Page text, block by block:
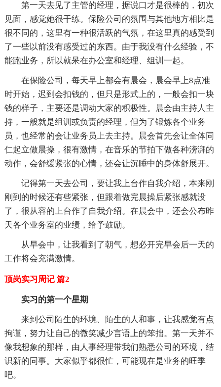
第一天去见了主管的经理，据说口才是很棒的，初次
见面，感觉她很干练。保险公司的氛围与其他地方相比是
很不同的，这里有一种很活跃的气氛，在这里真的感受到
了一些以前没有感受过的东西。由于我没有什么经验，不
能跑业务，所以就呆在办公室和经理、组训一起。
在保险公司，每天早上都会有晨会，晨会早上8点准
时开始，迟到会扣钱的，但只是形式上的，一般会扣一块
钱的样子，主要还是调动大家的积极性。晨会由主持人主
持，一般就是组训或负责的经理，但为了锻炼各个业务
员，也经常的会让业务员上去主持。晨会首先会让全体同
仁起立做晨操，很有激情，在音乐的节拍下做各种滂湃的
动作，会舒缓紧张的心情，还会让沉睡中的身体舒展开。
记得第一天去公司，要让我上台作自我介绍，本来刚
刚到的时候还有些紧张，但跟着做完晨操后紧张感就没
了，很从容的上台作了自我介绍。在晨会中，还会公布昨
天各个业务室的业绩，给予鼓励。
从早会中，让我看到了朝气，想必开完早会后一天的
工作将会充满激情。
顶岗实习周记 篇2
实习的第一个星期
来到公司陌生的环境、陌生的人和事，让我感觉有点
拘谨，努力让自己的微笑减少言语上的笨拙。第一天并不
像我想象的那样，由人事经理带我们熟悉公司的环境，结
识新的同事。大家似乎都很忙，可能现在是业务的旺季
吧。